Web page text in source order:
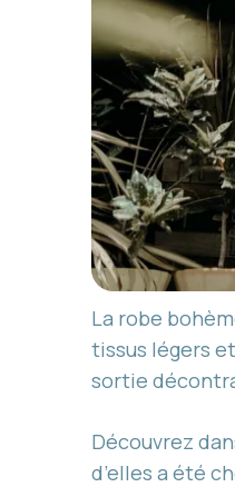
La robe
tissus légers
sortie
Découvrez
d’elles a été